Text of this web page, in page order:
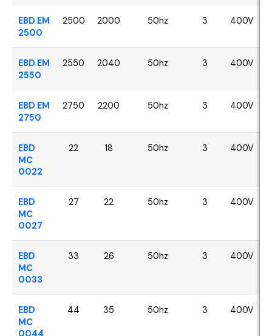
EBD EM
2500
2500 2000 50hz 3 400V
EBD EM
2550
2550 2040 50hz 3 400V
EBD EM
2750
2750 2200 50hz 3 400V
EBD
MC
0022
22 18 50hz 3 400V
EBD
MC
0027
27 22 50hz 3 400V
EBD
MC
0033
33 26 50hz 3 400V
EBD
MC
0044
44 35 50hz 3 400V